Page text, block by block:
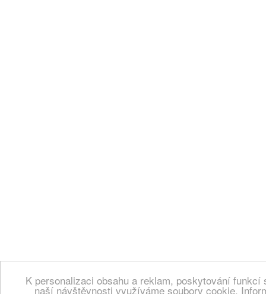
K personalizaci obsahu a reklam, poskytování
naší návštěvnosti využíváme soubory cookie.